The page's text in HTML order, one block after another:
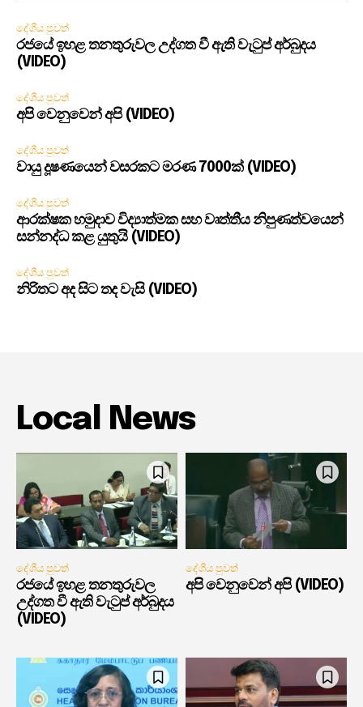
දේශීය පුවත්
රජයේ ඉහළ තනතුරුවල උද්ගත වී ඇති වැටුප් අර්බුදය
(VIDEO)
දේශීය පුවත්
අපි වෙනුවෙන් අපි (VIDEO)
දේශීය පුවත්
වායු දූෂණයෙන් වසරකට මරණ 7000ක් (VIDEO)
දේශීය පුවත්
ආරක්ෂක හමුදාව විද්‍යාත්මක සහ වෘත්තීය නිපුණත්වයෙන්
සන්නද්ධ කළ යුතුයි (VIDEO)
දේශීය පුවත්
නිරිතට අද සිට තද වැසි (VIDEO)
Local News
දේශීය පුවත්
රජයේ ඉහළ තනතුරුවල
උද්ගත වී ඇති වැටුප් අර්බුදය
(VIDEO)
දේශීය පුවත්
අපි වෙනුවෙන් අපි (VIDEO)